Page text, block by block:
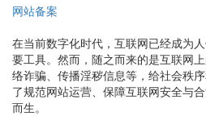
网站备案
在当前数字化时代，互联网已经成为
要工具。然而，随之而来的是互联网
络诈骗、传播淫秽信息等，给社会秩
了规范网站运营、保障互联网安全与
而生。